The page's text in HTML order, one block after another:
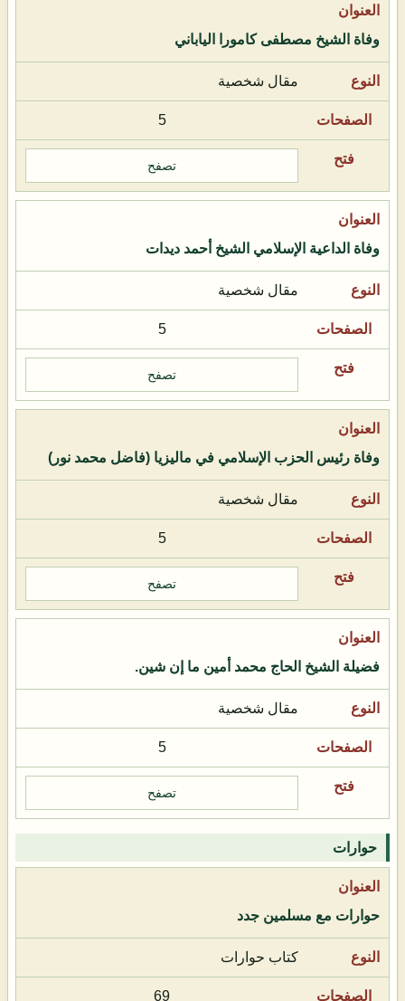
وفاة الشيخ مصطفى كامورا الياباني
مقال شخصية
5
تصفح
وفاة الداعية الإسلامي الشيخ أحمد ديدات
مقال شخصية
5
تصفح
وفاة رئيس الحزب الإسلامي في ماليزيا (فاضل محمد نور)
مقال شخصية
5
تصفح
فضيلة الشيخ الحاج محمد أمين ما إن شين.
مقال شخصية
5
تصفح
حوارات
حوارات مع مسلمين جدد
كتاب حوارات
69